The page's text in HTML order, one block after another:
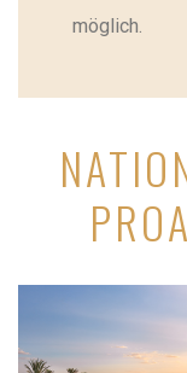
möglich.